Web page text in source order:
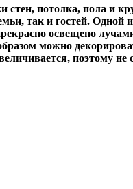
стен, потолка, пола
так и гостей. Одной
освещено
можно